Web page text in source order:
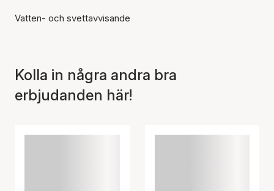
Vatten- och svettavvisande
Kolla in några andra bra
erbjudanden här!